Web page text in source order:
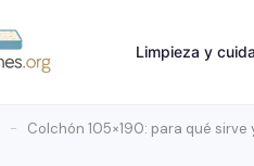
Limpieza y
- Colchón 105×190: para qué sirve